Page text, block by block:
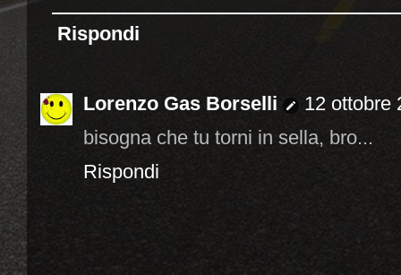
Rispondi
Lorenzo Gas Borselli
12 ottobre
bisogna che tu torni in sella, bro...
Rispondi